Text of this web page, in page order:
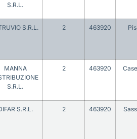
S.R.L.
S.R.L. 2 463920
MANNA
S.R.L.
2 463920
S.R.L. 2 463920